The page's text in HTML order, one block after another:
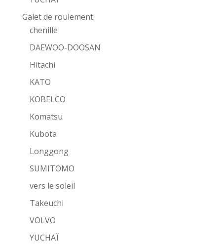
Galet de roulement
chenille
DAEWOO-DOOSAN
Hitachi
KATO
KOBELCO
Komatsu
Kubota
Longgong
SUMITOMO
vers le soleil
Takeuchi
VOLVO
YUCHAÏ